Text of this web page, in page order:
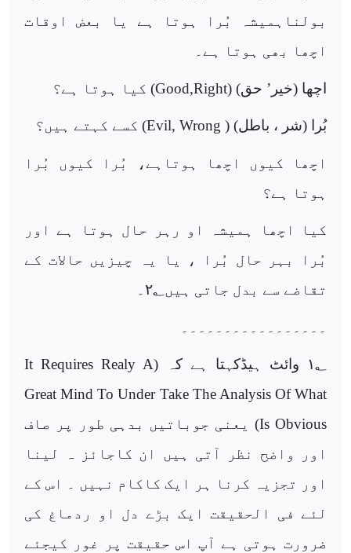
بولناہمیشہ بُرا ہوتا ہے یا بعض اوقات
اچھا بھی ہوتا ہے۔
اچھا (خیر’ حق) (Good,Right) کیا ہوتا ہے؟
بُرا (شر ، باطل) ( Evil, Wrong) کسے کہتے ہیں؟
اچھا کیوں اچھا ہوتاہے، بُرا کیوں بُرا
ہوتا ہے؟
کیا اچھا ہمیشہ او رہر حال ہوتا ہے اور
بُرا بہر حال بُرا ، یا یہ چیزیں حالات کے
تقاضے سے بدل جاتی ہیں
۲؂۔
۔۔۔۔۔۔۔۔۔۔۔۔۔۔۔۔۔
۱؂ وائٹ ہیڈکہتا ہے کہ (
It Requires Realy A
Great Mind To Under Take The Analysis Of What
Is Obvious) یعنی جوباتیں بدہی طور پر صاف
اور واضح نظر آتی ہیں ان کاجائز ہ لینا
اور تجزیہ کرنا ہر ایک کاکام نہیں ۔ اس کے
لئے فی الحقیقت ایک بڑے دل او ردماغ کی
ضرورت ہوتی ہے آپ اس حقیقت پر غور کیجئے